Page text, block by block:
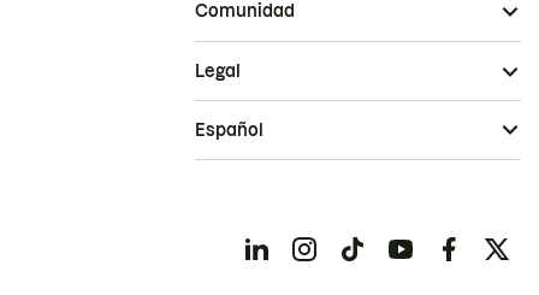
Comunidad
Legal
Español